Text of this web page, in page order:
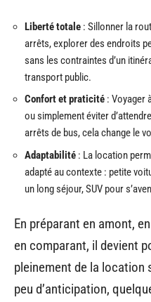
Liberté totale : Sillonner la
arrêts, explorer des endroits
sans les contraintes d’un
transport public.
Confort et praticité : Voyager
ou simplement éviter
arrêts de bus, cela change le
Adaptabilité : La location
adapté au contexte : petite
un long séjour, SUV pour
En préparant en amont,
en comparant, il devient
pleinement de la location
peu d’anticipation,